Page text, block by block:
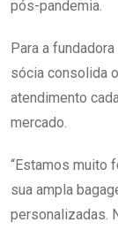
pós-pandemia.
Para a fundadora
sócia consolida
atendimento
mercado.
“Estamos muito
sua ampla
personalizadas.